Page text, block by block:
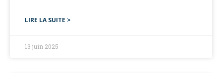
LIRE LA SUITE >
13 juin 2025